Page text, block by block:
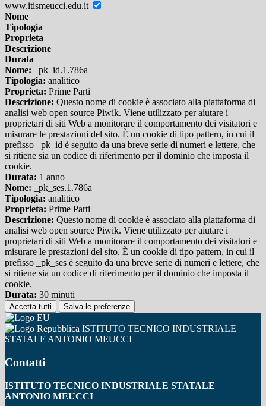
www.itismeucci.edu.it
Nome
Tipologia
Proprieta
Descrizione
Durata
Nome: _pk_id.1.786a
Tipologia: analitico
Proprieta: Prime Parti
Descrizione: Questo nome di cookie è associato alla piattaforma di
analisi web open source Piwik. Viene utilizzato per aiutare i
proprietari di siti Web a monitorare il comportamento dei visitatori e
misurare le prestazioni del sito. È un cookie di tipo pattern, in cui il
prefisso _pk_id è seguito da una breve serie di numeri e lettere, che
si ritiene sia un codice di riferimento per il dominio che imposta il
cookie.
Durata: 1 anno
Nome: _pk_ses.1.786a
Tipologia: analitico
Proprieta: Prime Parti
Descrizione: Questo nome di cookie è associato alla piattaforma di
analisi web open source Piwik. Viene utilizzato per aiutare i
proprietari di siti Web a monitorare il comportamento dei visitatori e
misurare le prestazioni del sito. È un cookie di tipo pattern, in cui il
prefisso _pk_ses è seguito da una breve serie di numeri e lettere, che
si ritiene sia un codice di riferimento per il dominio che imposta il
cookie.
Durata: 30 minuti
Accetta tutti Salva le preferenze
ISTITUTO TECNICO INDUSTRIALE
STATALE ANTONIO MEUCCI
Contatti
ISTITUTO TECNICO INDUSTRIALE STATALE
ANTONIO MEUCCI